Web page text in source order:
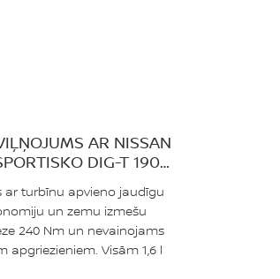
AR NISSAN
DIG-T 190
ar turbīnu apvieno jaudīgu
un zemu izmešu
240 Nm un nevainojams
apgriezieniem. Visām 1,6 l